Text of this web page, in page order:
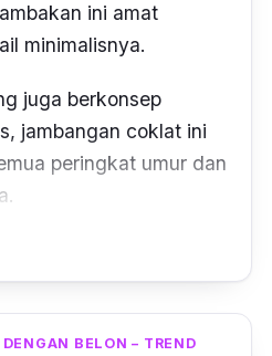
ini amat
minimalisnya.
juga berkonsep
jambangan coklat ini
peringkat umur dan
BELON – TREND